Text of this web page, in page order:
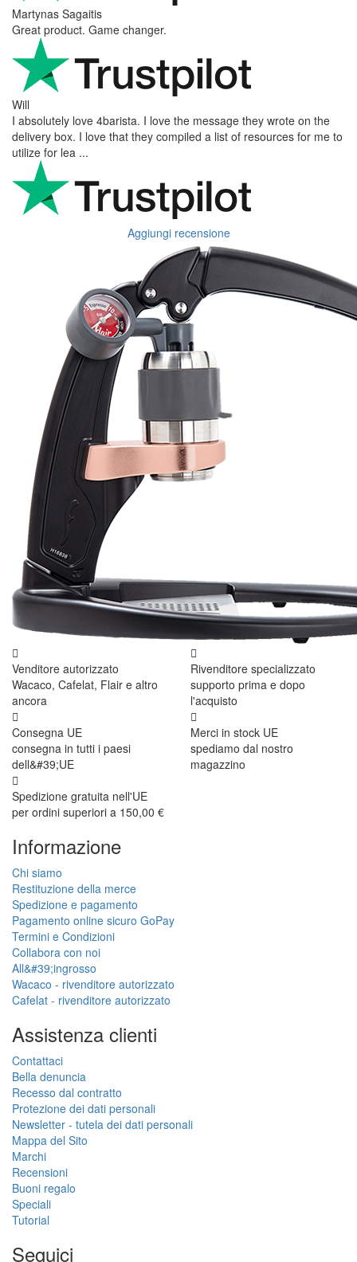
Martynas Sagaitis
Great product. Game changer.
Will
I absolutely love 4barista. I love the message they wrote on the
delivery box. I love that they compiled a list of resources for me to
utilize for lea ...
Aggiungi recensione
Venditore autorizzato
Wacaco, Cafelat, Flair e altro
ancora
Rivenditore specializzato
supporto prima e dopo
l'acquisto
Consegna UE
consegna in tutti i paesi
dell&#39;UE
Merci in stock UE
spediamo dal nostro
magazzino
Spedizione gratuita nell'UE
per ordini superiori a 150,00 €
Informazione
Chi siamo
Restituzione della merce
Spedizione e pagamento
Pagamento online sicuro GoPay
Termini e Condizioni
Collabora con noi
All&#39;ingrosso
Wacaco - rivenditore autorizzato
Cafelat - rivenditore autorizzato
Assistenza clienti
Contattaci
Bella denuncia
Recesso dal contratto
Protezione dei dati personali
Newsletter - tutela dei dati personali
Mappa del Sito
Marchi
Recensioni
Buoni regalo
Speciali
Tutorial
Seguici